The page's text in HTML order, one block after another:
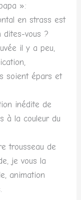
»:
en strass est
dites-vous ?
il y a peu,
soient épars et
inédite de
à la couleur du
trousseau de
je vous la
animation